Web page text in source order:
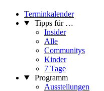
Terminkalender
Tipps für …
Insider
Alle
Communitys
Kinder
7 Tage
Programm
Ausstellungen